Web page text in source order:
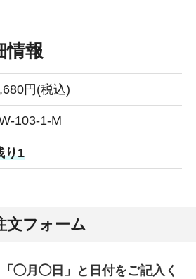
情報
円(税込)
103-1-M
り1
文フォーム
◯月◯日」と日付をご記入く